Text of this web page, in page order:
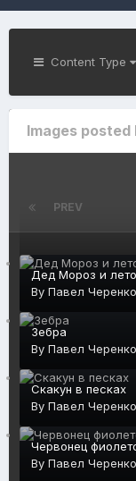
Content Type
Images
PREV
Дед Мороз и лето
By Павел
Зебра
By Павел
Скакун в песках
By Павел
Червонец
By Павел